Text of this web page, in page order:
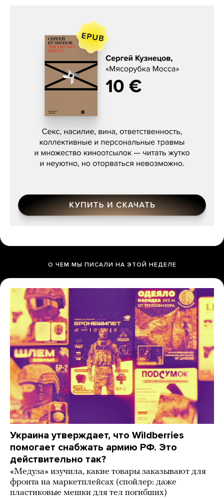
Сергей Кузнецов, «Мясорубка
О ЧЕМ МЫ ПИСАЛИ НА ЭТОЙ НЕДЕЛЕ
Украина утверждает, что Wildberries
помогает снабжать армию РФ. Это
действительно так?
«Медуза» изучила, какие товары заказывают для
фронта на маркетплейсах (спойлер: даже
пластиковые мешки для тел погибших)